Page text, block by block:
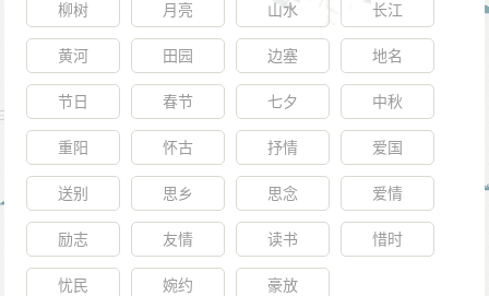
柳树 月亮 山水 长江
黄河 田园 边塞 地名
节日 春节 七夕 中秋
重阳 怀古 抒情 爱国
送别 思乡 思念 爱情
励志 友情 读书 惜时
忧民 婉约 豪放